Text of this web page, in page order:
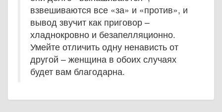
взвешиваются все «за» и «против», и
вывод звучит как приговор –
хладнокровно и безапелляционно.
Умейте отличить одну ненависть от
другой – женщина в обоих случаях
будет вам благодарна.